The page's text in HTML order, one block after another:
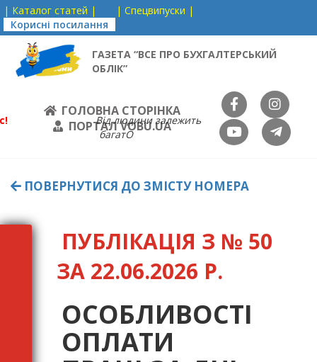
| Каталог статей |
| Спецвипуски |
Корисні посилання
ГАЗЕТА “ВСЕ ПРО БУХГАЛТЕРСЬКИЙ
ОБЛІК”
ГОЛОВНА СТОРІНКА
ПОРТАЛ VOBU.UA
Від людини залежить
багатО
ПОВЕРНУТИСЯ ДО ЗМІСТУ НОМЕРА
ПУБЛІКАЦІЯ З № 50
ЗА 22.06.2026 Р.
ОСОБЛИВОСТІ
ОПЛАТИ